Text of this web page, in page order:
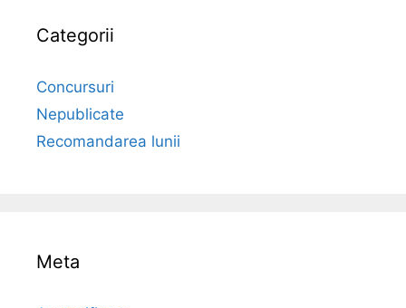
Categorii
Concursuri
Nepublicate
Recomandarea lunii
Meta